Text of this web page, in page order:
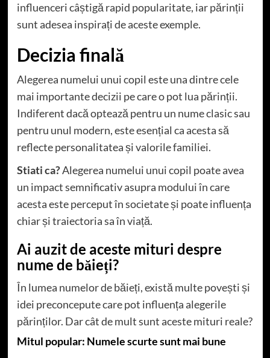
influenceri câștigă rapid popularitate, iar părinții
sunt adesea inspirați de aceste exemple.
Decizia finală
Alegerea numelui unui copil este una dintre cele
mai importante decizii pe care o pot lua părinții.
Indiferent dacă optează pentru un nume clasic sau
pentru unul modern, este esențial ca acesta să
reflecte personalitatea și valorile familiei.
Stiati ca?Alegerea numelui unui copil poate avea
un impact semnificativ asupra modului în care
acesta este perceput în societate și poate influența
chiar și traiectoria sa în viață.
Ai auzit de aceste mituri despre
nume de băieți?
În lumea numelor de băieți, există multe povești și
idei preconcepute care pot influența alegerile
părinților. Dar cât de mult sunt aceste mituri reale?
Mitul popular: Numele scurte sunt mai bune